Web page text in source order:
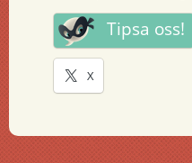
Tipsa oss!
X